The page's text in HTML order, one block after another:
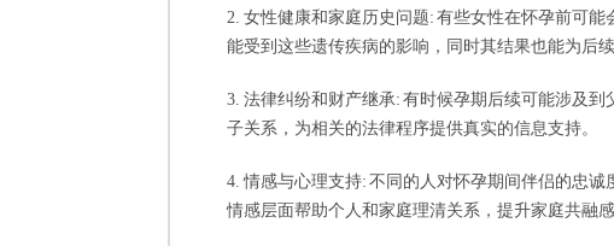
2. 女性健康和家庭历史问题: 有些女性在怀孕前可
能受到这些遗传疾病的影响，同时其结果也能为后
3. 法律纠纷和财产继承: 有时候孕期后续可能涉及
子关系，为相关的法律程序提供真实的信息支持。
4. 情感与心理支持: 不同的人对怀孕期间伴侣的忠
情感层面帮助个人和家庭理清关系，提升家庭共融感